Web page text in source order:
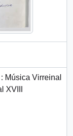
Música Virreinal
XVIII